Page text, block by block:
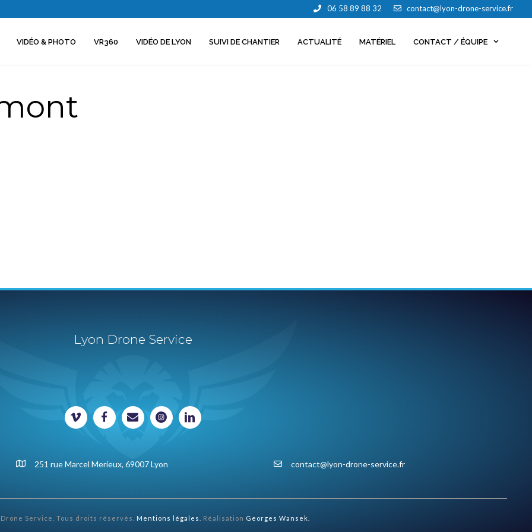
06 58 89 88 32 contact@lyon-drone-service.fr
VIDÉO & PHOTO VR360 VIDÉO DE LYON SUIVI DE CHANTIER ACTUALITÉ MATÉRIEL CONTACT / ÉQUIPE
Lyon Drone Service
251 rue Marcel Merieux, 69007 Lyon contact@lyon-drone-service.fr
Drone Service. Tous droits réservés. Mentions légales Réalisation Georges Wansek.